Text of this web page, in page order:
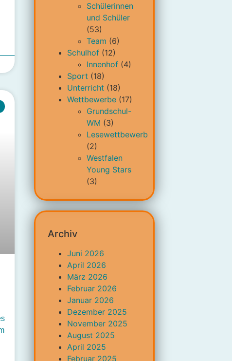
Schülerinnen
und Schüler
(53)
Team (6)
Schulhof(12)
Innenhof(4)
Sport (18)
Unterricht (18)
Wettbewerbe(17)
Grundschul-
WM (3)
Lesewettbewerb
(2)
Westfalen
Young Stars
(3)
Archiv
Juni 2026
April 2026
März 2026
Februar 2026
Januar 2026
Dezember 2025
November 2025
August 2025
April 2025
Februar 2025